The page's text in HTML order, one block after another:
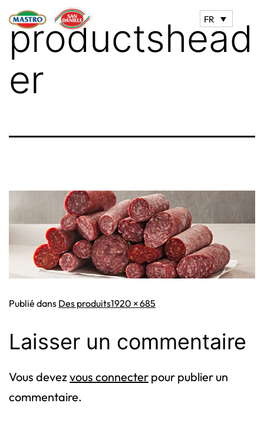
FR
productshead
er
Publié dans Des produitsTaille
1920 × 685
Laisser un commentaire
Vous devezvous connecter pour publier un
commentaire.